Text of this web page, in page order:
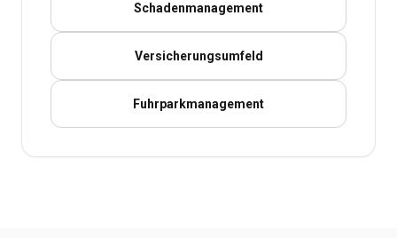
Schadenmanagement
Versicherungsumfeld
Fuhrparkmanagement